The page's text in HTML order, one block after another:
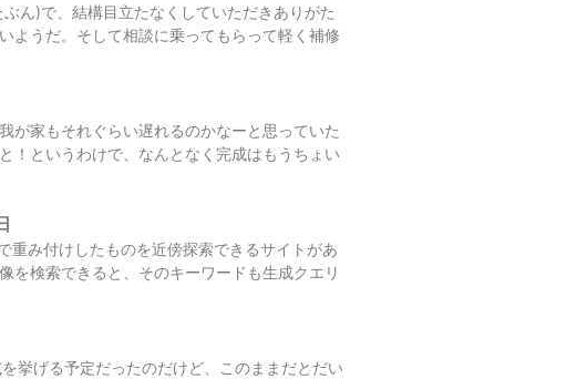
ん)で、結構目立たなくしていただきありがた
ようだ。そして相談に乗ってもらって軽く補修
が家もそれぐらい遅れるのかなーと思っていた
！というわけで、なんとなく完成はもうちょい
み付けしたものを近傍探索できるサイトがあ
を検索できると、そのキーワードも生成クエリ
挙げる予定だったのだけど、このままだとだい